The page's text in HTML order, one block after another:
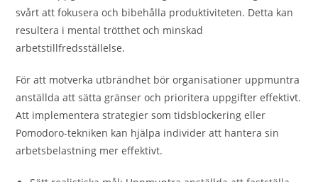
svårt att fokusera och bibehålla produktiviteten. Detta kan
resultera i mental trötthet och minskad
arbetstillfredsställelse.
För att motverka utbrändhet bör organisationer uppmuntra
anställda att sätta gränser och prioritera uppgifter effektivt.
Att implementera strategier som tidsblockering eller
Pomodoro-tekniken kan hjälpa individer att hantera sin
arbetsbelastning mer effektivt.